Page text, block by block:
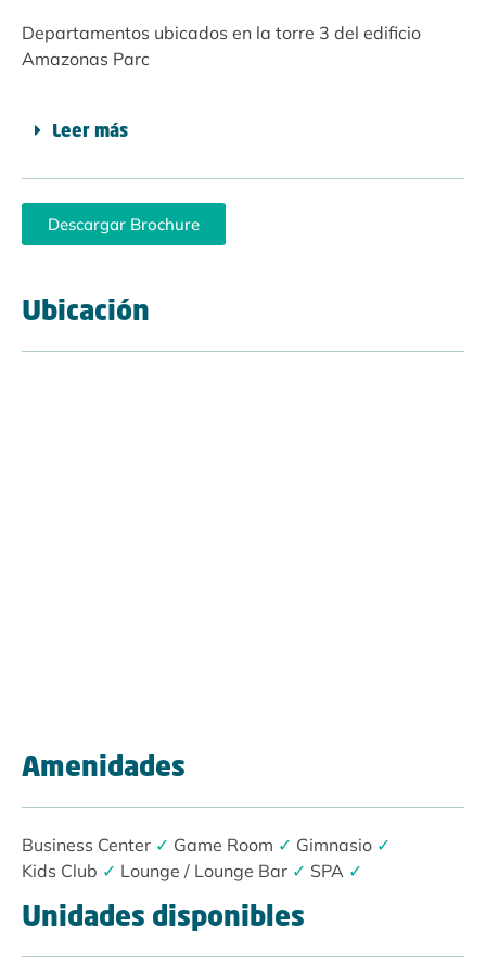
Departamentos ubicados en la torre 3 del edificio
Amazonas Parc
Leer más
Descargar Brochure
Ubicación
Amenidades
Business Center ✓ Game Room ✓ Gimnasio ✓
Kids Club ✓ Lounge / Lounge Bar ✓ SPA ✓
Unidades disponibles